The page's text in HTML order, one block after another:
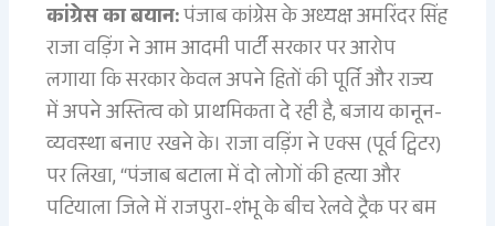
कांग्रेस का बयान:पंजाब कांग्रेस के अध्यक्ष अमरिंदर सिंह
राजा वड़िंग ने आम आदमी पार्टी सरकार पर आरोप
लगाया कि सरकार केवल अपने हितों की पूर्ति और राज्य
में अपने अस्तित्व को प्राथमिकता दे रही है, बजाय कानून-
व्यवस्था बनाए रखने के। राजा वड़िंग ने एक्स (पूर्व ट्विटर)
पर लिखा, “पंजाब बटाला में दो लोगों की हत्या और
पटियाला जिले में राजपुरा-शंभू के बीच रेलवे ट्रैक पर बम